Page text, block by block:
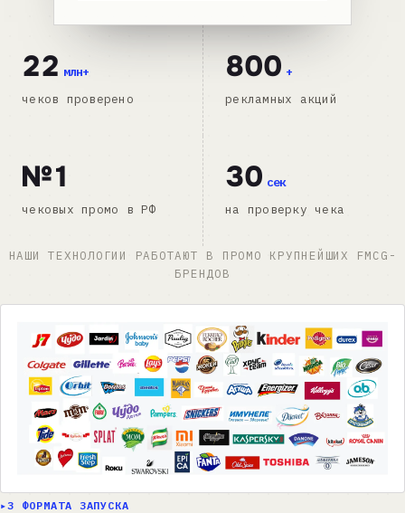
22 млн+
чеков проверено
800 +
рекламных акций
№1
чековых промо в РФ
30 сек
на проверку чека
НАШИ ТЕХНОЛОГИИ РАБОТАЮТ В ПРОМО КРУПНЕЙШИХ FMCG-
БРЕНДОВ
3 ФОРМАТА ЗАПУСКА